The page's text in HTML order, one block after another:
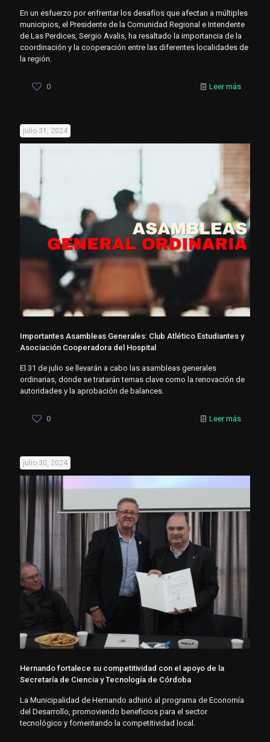
En un esfuerzo por enfrentar los desafíos que afectan a múltiples
municipios, el Presidente de la Comunidad Regional e Intendente
de Las Perdices, Sergio Avalis, ha resaltado la importancia de la
coordinación y la cooperación entre las diferentes localidades de
la región.
0 Leer más
julio 31, 2024
Importantes Asambleas Generales: Club Atlético Estudiantes y
Asociación Cooperadora del Hospital
El 31 de julio se llevarán a cabo las asambleas generales
ordinarias, donde se tratarán temas clave como la renovación de
autoridades y la aprobación de balances.
0 Leer más
julio 30, 2024
Hernando fortalece su competitividad con el apoyo de la
Secretaría de Ciencia y Tecnología de Córdoba
La Municipalidad de Hernando adhirió al programa de Economía
del Desarrollo, promoviendo beneficios para el sector
tecnológico y fomentando la competitividad local.